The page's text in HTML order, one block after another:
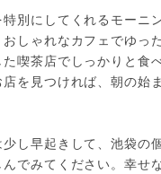
別にしてくれるモーニ
しゃれなカフェでゆっ
喫茶店でしっかりと食
を見つければ、朝の始
し早起きして、池袋の
でみてください。幸せ